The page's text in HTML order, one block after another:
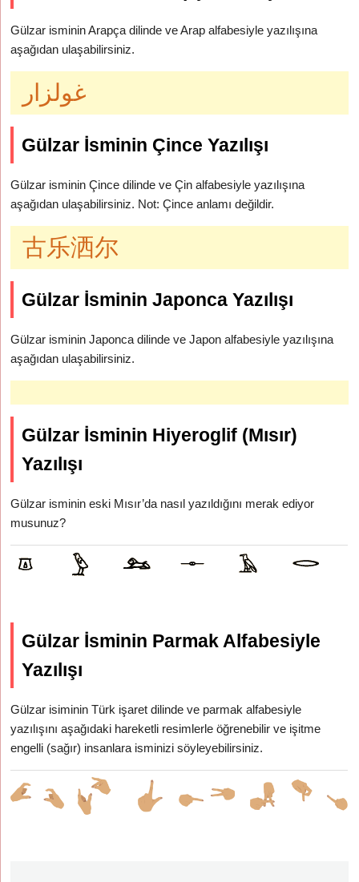
Gülzar isminin Arapça dilinde ve Arap alfabesiyle yazılışına
aşağıdan ulaşabilirsiniz.
غولزار
Gülzar İsminin Çince Yazılışı
Gülzar isminin Çince dilinde ve Çin alfabesiyle yazılışına
aşağıdan ulaşabilirsiniz. Not: Çince anlamı değildir.
古乐洒尔
Gülzar İsminin Japonca Yazılışı
Gülzar isminin Japonca dilinde ve Japon alfabesiyle yazılışına
aşağıdan ulaşabilirsiniz.
Gülzar İsminin Hiyeroglif (Mısır)
Yazılışı
Gülzar isminin eski Mısır’da nasıl yazıldığını merak ediyor
musunuz?
Gülzar İsminin Parmak Alfabesiyle
Yazılışı
Gülzar isiminin Türk işaret dilinde ve parmak alfabesiyle
yazılışını aşağıdaki hareketli resimlerle öğrenebilir ve işitme
engelli (sağır) insanlara isminizi söyleyebilirsiniz.